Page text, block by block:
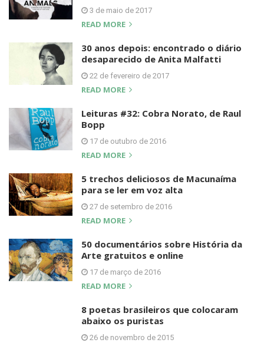
3 de maio de 2017
READ MORE
30 anos depois: encontrado o diário
desaparecido de Anita Malfatti
22 de fevereiro de 2017
READ MORE
Leituras #32: Cobra Norato, de Raul
Bopp
17 de outubro de 2016
READ MORE
5 trechos deliciosos de Macunaíma
para se ler em voz alta
27 de setembro de 2016
READ MORE
50 documentários sobre História da
Arte gratuitos e online
17 de março de 2016
READ MORE
8 poetas brasileiros que colocaram
abaixo os puristas
26 de novembro de 2015